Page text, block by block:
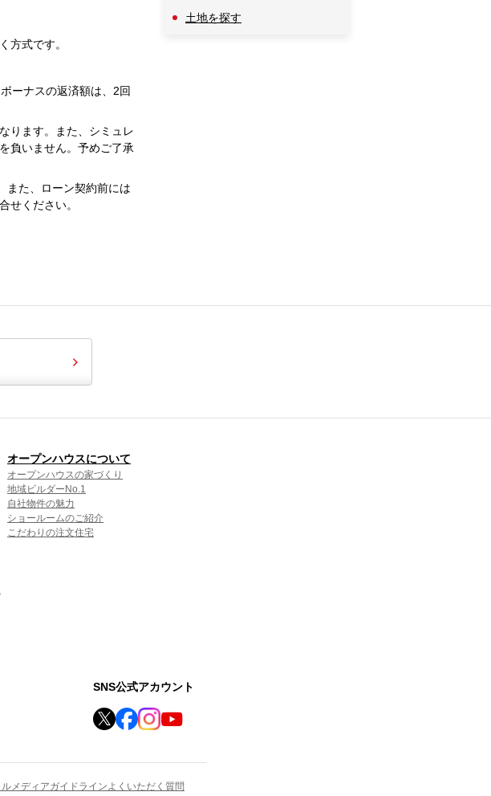
方式です。
ーナスの返済額は、2回
ります。また、シミュレ
負いません。予めご了承
また、ローン契約前には
せください。
土地を探す
オープンハウスについて
オープンハウスの家づくり
地域ビルダーNo.1
自社物件の魅力
ショールームのご紹介
こだわりの注文住宅
SNS公式アカウント
メディアガイドラインよくいただく質問